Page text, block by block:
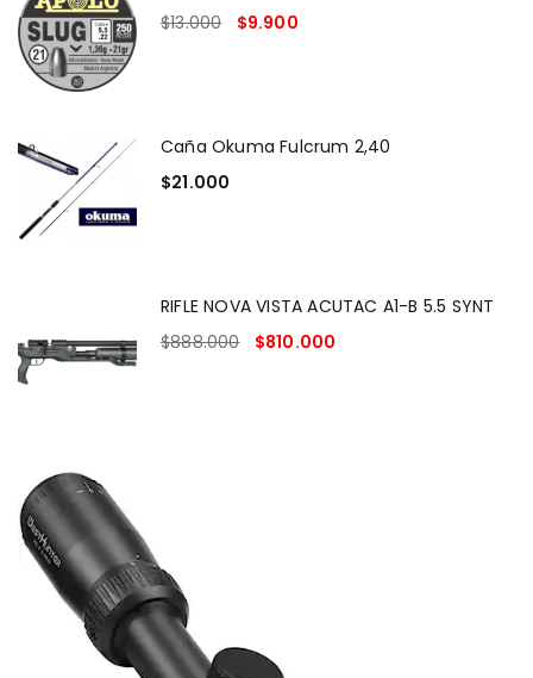
$13.000 $9.900
Caña Okuma Fulcrum 2,40
$21.000
RIFLE NOVA VISTA ACUTAC A1-B 5.5 SYNT
$888.000 $810.000